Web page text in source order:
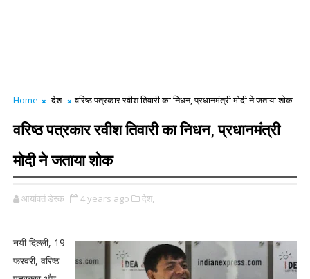
Home देश वरिष्ठ पत्रकार रवीश तिवारी का निधन, प्रधानमंत्री मोदी ने जताया शोक
वरिष्ठ पत्रकार रवीश तिवारी का निधन, प्रधानमंत्री
मोदी ने जताया शोक
आर्यावर्त डेस्क 4 years ago देश,
नयी दिल्ली, 19
फरवरी, वरिष्ठ